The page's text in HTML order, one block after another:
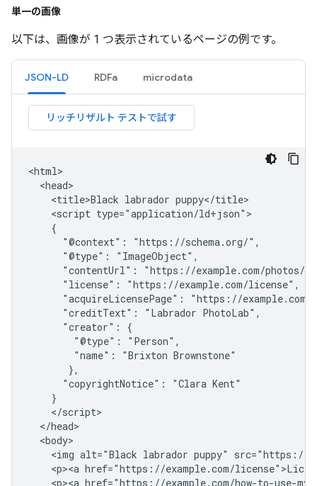
単一の画像
以下は、画像が 1 つ表示されているページの例です。
JSON-LD RDFa microdata
<html>
  <head>
    <title>Black labrador puppy</title>
    <script type="application/ld+json">
    {
      "@context": "https://schema.org/",
      "@type": "ImageObject",
"contentUrl": "https://example.com/photos/
      "license": "https://example.com/license",
"acquireLicensePage": "https://example.com/
      "creditText": "Labrador PhotoLab",
      "creator": {
        "@type": "Person",
        "name": "Brixton Brownstone"
       },
      "copyrightNotice": "Clara Kent"
    }
    </script>
  </head>
  <body>
<img alt="Black labrador puppy"
<p><a href="https://example.com/
<p><a href="https://example.com/how-to-use-